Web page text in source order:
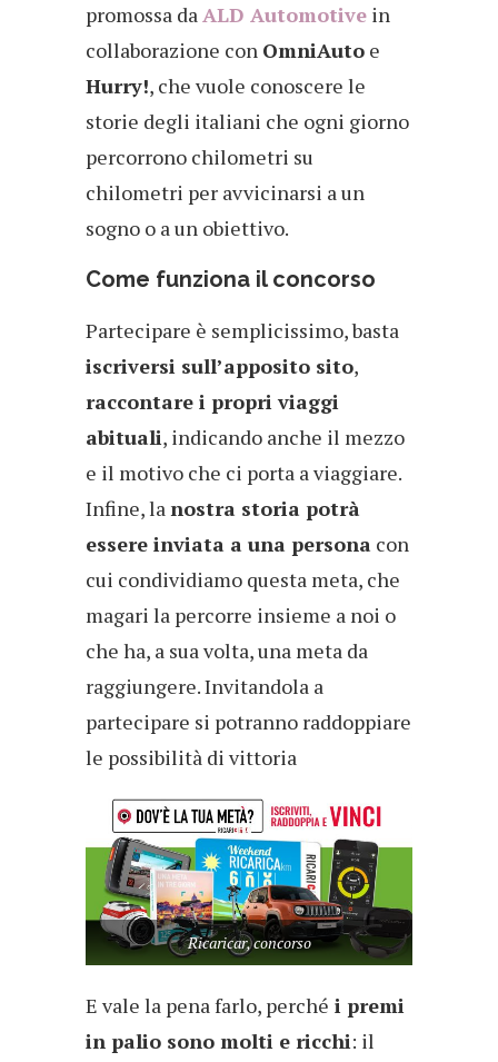
promossa daALD Automotive in
collaborazione con OmniAuto e
Hurry!, che vuole conoscere le
storie degli italiani che ogni giorno
percorrono chilometri su
chilometri per avvicinarsi a un
sogno o a un obiettivo.
Come funziona il concorso
Partecipare è semplicissimo, basta
iscriversi sull’apposito sito,
raccontare i propri viaggi
abituali, indicando anche il mezzo
e il motivo che ci porta a viaggiare.
Infine, lanostra storia potrà
essere inviata a una persona con
cui condividiamo questa meta, che
magari la percorre insieme a noi o
che ha, a sua volta, una meta da
raggiungere. Invitandola a
partecipare si potranno raddoppiare
le possibilità di vittoria
Ricaricar, concorso
E vale la pena farlo, perché i premi
in palio sono molti e ricchi: il